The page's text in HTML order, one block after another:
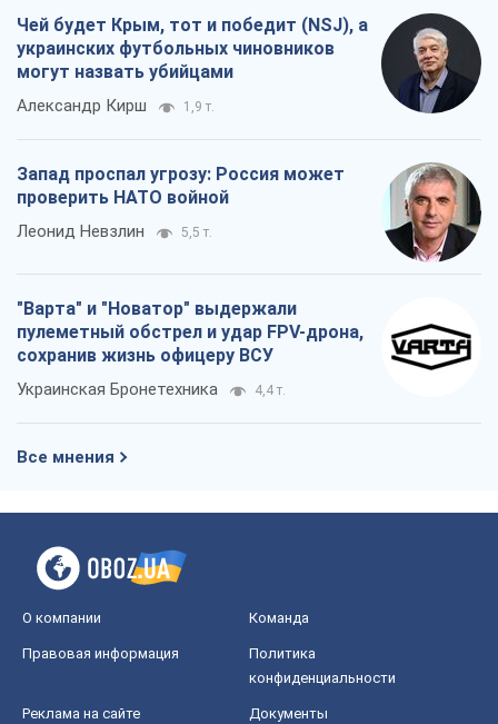
Чей будет Крым, тот и победит (NSJ), а
украинских футбольных чиновников
могут назвать убийцами
Александр Кирш 1,9 т.
Запад проспал угрозу: Россия может
проверить НАТО войной
Леонид Невзлин 5,5 т.
"Варта" и "Новатор" выдержали
пулеметный обстрел и удар FPV-дрона,
сохранив жизнь офицеру ВСУ
Украинская Бронетехника 4,4 т.
Все мнения
О компании Команда
Правовая информация
Политика
конфиденциальности
Реклама на сайте Документы